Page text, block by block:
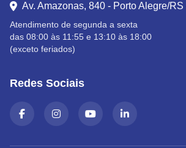
Av. Amazonas, 840 - Porto Alegre/RS
Atendimento de segunda a sexta
das 08:00 às 11:55 e 13:10 às 18:00
(exceto feriados)
Redes Sociais